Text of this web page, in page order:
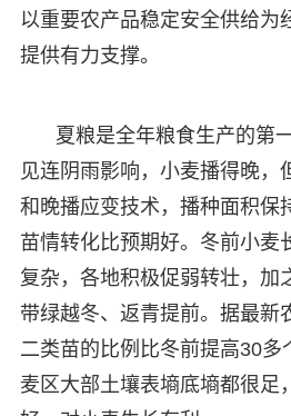
以重要农产品稳定安全供给为
提供有力支撑。
夏粮是全年粮食生产的第
见连阴雨影响，小麦播得晚，
和晚播应变技术，播种面积保
苗情转化比预期好。冬前小麦
复杂，各地积极促弱转壮，加
带绿越冬、返青提前。据最新
二类苗的比例比冬前提高30多
麦区大部土壤表墒底墒都很足